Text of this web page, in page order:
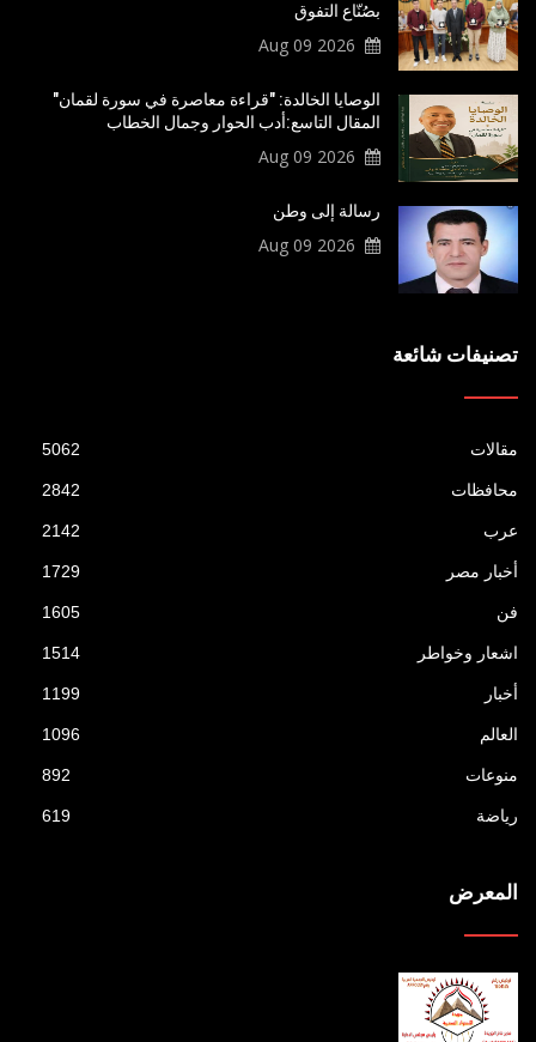
بصُنّاع التفوق
2026 Aug 09
الوصايا الخالدة: "قراءة معاصرة في سورة لقمان"
المقال التاسع:أدب الحوار وجمال الخطاب
2026 Aug 09
رسالة إلى وطن
2026 Aug 09
تصنيفات شائعة
مقالات 5062
محافظات 2842
عرب 2142
أخبار مصر 1729
فن 1605
اشعار وخواطر 1514
أخبار 1199
العالم 1096
منوعات 892
رياضة 619
المعرض